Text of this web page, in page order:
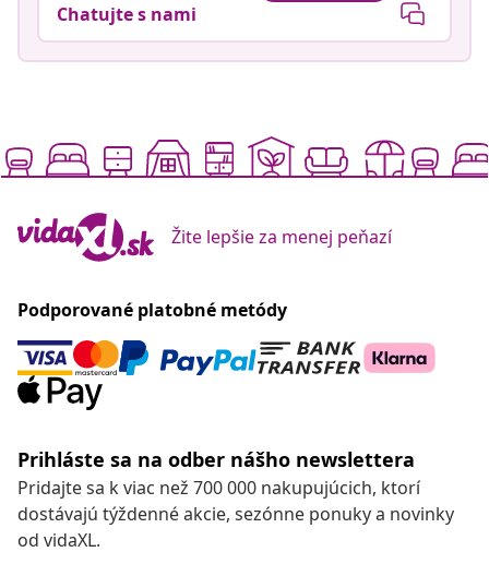
Chatujte s nami
Žite lepšie za menej peňazí
Podporované platobné metódy
Prihláste sa na odber nášho newslettera
Pridajte sa k viac než 700 000 nakupujúcich, ktorí
dostávajú týždenné akcie, sezónne ponuky a novinky
od vidaXL.